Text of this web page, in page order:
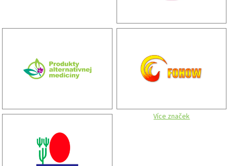
Více značek